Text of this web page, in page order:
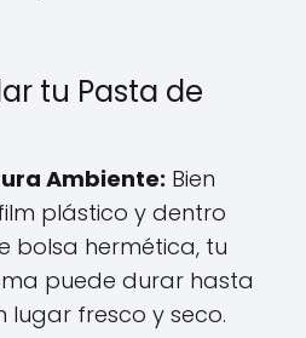
tu Pasta de
Ambiente: Bien
plástico y dentro
bolsa hermética, tu
puede durar hasta
lugar fresco y seco.